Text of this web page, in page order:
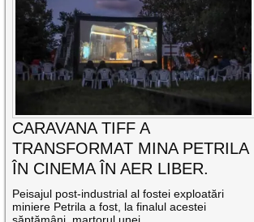
CARAVANA TIFF A
TRANSFORMAT MINA PETRILA
ÎN CINEMA ÎN AER LIBER.
Peisajul post-industrial al fostei exploatări
miniere Petrila a fost, la finalul acestei